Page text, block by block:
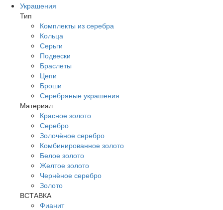
Украшения
Тип
Комплекты из серебра
Кольца
Серьги
Подвески
Браслеты
Цепи
Броши
Серебряные украшения
Материал
Красное золото
Серебро
Золочёное серебро
Комбинированное золото
Белое золото
Желтое золото
Чернёное серебро
Золото
ВСТАВКА
Фианит